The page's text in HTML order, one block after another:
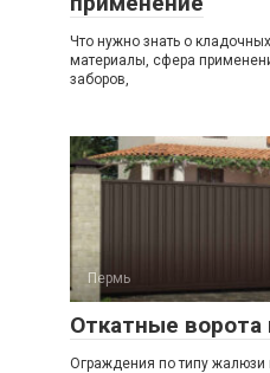
Что нужно знать о
материалы, сфера
заборов,
Пермь
Откатные
Ограждения по типу